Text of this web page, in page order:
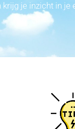
je inzicht in je